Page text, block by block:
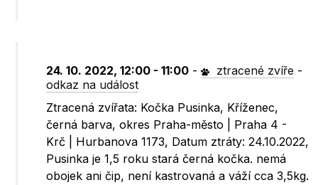
24. 10. 2022, 12:00 - 11:00 - ztracené zvíře -
odkaz na událost
Ztracená zvířata: Kočka Pusinka, Kříženec,
černá barva, okres Praha-město | Praha 4 -
Krč | Hurbanova 1173, Datum ztráty: 24.10.2022,
Pusinka je 1,5 roku stará černá kočka. nemá
obojek ani čip, není kastrovaná a váží cca 3,5kg.